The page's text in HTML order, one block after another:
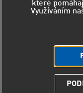
které
Využíváním